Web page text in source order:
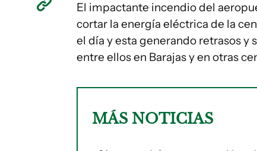
El impactante incendio del
cortar la energía eléctrica de la
el día y esta generando retrasos y
entre ellos en Barajas y en otras
MÁS NOTICIAS